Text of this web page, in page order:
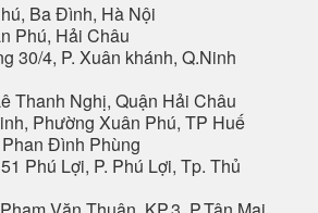
Ba Đình, Hà Nội
Phú, Hải Châu
30/4, P. Xuân khánh, Q.Ninh
Thanh Nghị, Quận Hải Châu
Phường Xuân Phú, TP Huế
Đình Phùng
Phú Lợi, P. Phú Lợi, Tp. Thủ